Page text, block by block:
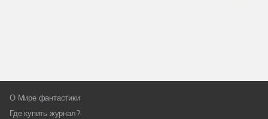
О Мире фантастики
Где купить журнал?